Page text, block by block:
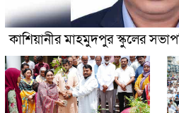
কাশিয়ানীর মাহমুদপুর স্কুলের